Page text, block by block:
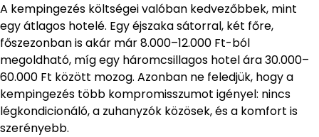
A kempingezés költségei valóban kedvezőbbek, mint
egy átlagos hotelé. Egy éjszaka sátorral, két főre,
főszezonban is akár már 8.000–12.000 Ft-ból
megoldható, míg egy háromcsillagos hotel ára 30.000–
60.000 Ft között mozog. Azonban ne feledjük, hogy a
kempingezés több kompromisszumot igényel: nincs
légkondicionáló, a zuhanyzók közösek, és a komfort is
szerényebb.